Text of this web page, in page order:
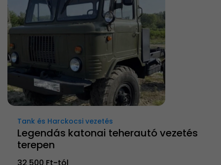
Tank és Harckocsi vezetés
Legendás katonai teherautó vezetés
terepen